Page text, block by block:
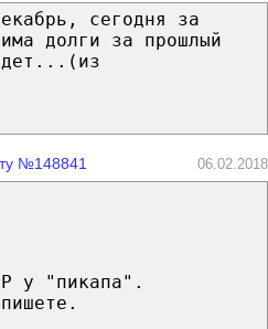
сегодня за
долги за прошлый
№148841 06.02.2018
у "пикапа".